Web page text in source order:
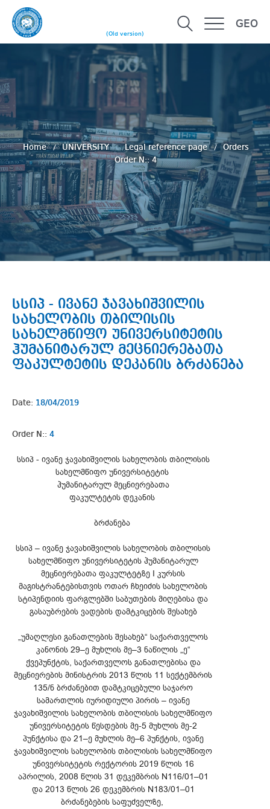
(Old version)
GEO
Home UNIVERSITY Legal reference page
Orders
Order N:: 4
სსიპ - ივანე ჯავახიშვილის
სახელობის თბილისის
სახელმწიფო უნივერსიტეტის
ჰუმანიტარულ მეცნიერებათა
ფაკულტეტის დეკანის ბრძანება
Date: 18/04/2019
Order N:: 4
სსიპ - ივანე ჯავახიშვილის სახელობის თბილისის
სახელმწიფო უნივერსიტეტის
ჰუმანიტარულ მეცნიერებათა
ფაკულტეტის დეკანის
ბრძანება
სსიპ – ივანე ჯავახიშვილის სახელობის თბილისის
სახელმწიფო უნივერსიტეტის ჰუმანიტარულ
მეცნიერებათა ფაკულტეტზე I კურსის
მაგისტრანტებისთვის ოთარ ჩხეიძის სახელობის
სტიპენდიის ფარგლებში საბუთების მიღებისა და
გასაუბრების ვადების დამტკიცების შესახებ
„უმაღლესი განათლების შესახებ“ საქართველოს
კანონის 29–ე მუხლის მე–3 ნაწილის „ე“
ქვეპუნქტის, საქართველოს განათლებისა და
მეცნიერების მინისტრის 2013 წლის 11 სექტემბრის
135/ნ ბრძანებით დამტკიცებული საჯარო
სამართლის იურიდიული პირის – ივანე
ჯავახიშვილის სახელობის თბილისის სახელმწიფო
უნივერსიტეტის წესდების მე-5 მუხლის მე-2
პუნქტისა და 21–ე მუხლის მე–6 პუნქტის, ივანე
ჯავახიშვილის სახელობის თბილისის სახელმწიფო
უნივერსიტეტის რექტორის 2019 წლის 16
აპრილის, 2008 წლის 31 დეკემბრის N116/01–01
და 2013 წლის 26 დეკემბრის N183/01–01
ბრძანებების საფუძველზე,